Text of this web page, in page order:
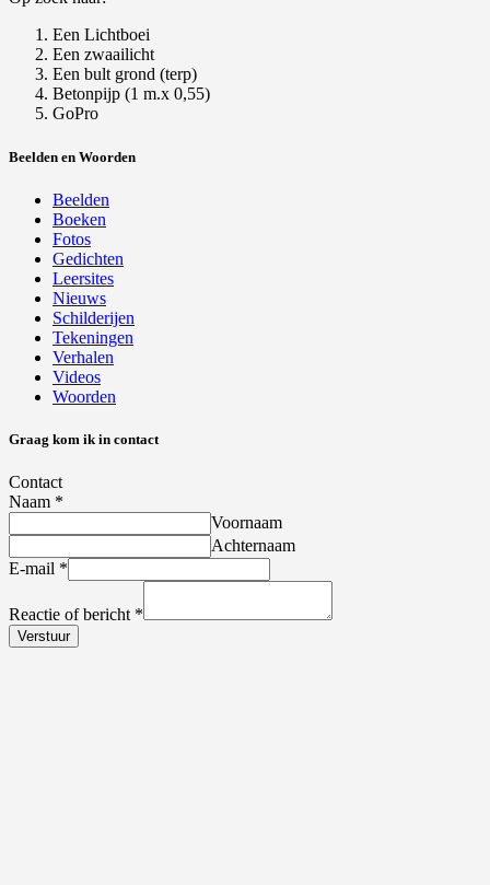
Een Lichtboei
Een zwaailicht
Een bult grond (terp)
Betonpijp (1 m.x 0,55)
GoPro
Beelden en Woorden
Beelden
Boeken
Fotos
Gedichten
Leersites
Nieuws
Schilderijen
Tekeningen
Verhalen
Videos
Woorden
Graag kom ik in contact
Contact
Naam *
Voornaam
Achternaam
E-mail *
Reactie of bericht *
Verstuur